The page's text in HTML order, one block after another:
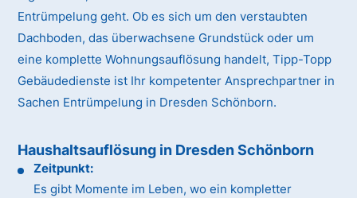
Entrümpelung geht. Ob es sich um den verstaubten
Dachboden, das überwachsene Grundstück oder um
eine komplette Wohnungsauflösung handelt, Tipp-Topp
Gebäudedienste ist Ihr kompetenter Ansprechpartner in
Sachen Entrümpelung in Dresden Schönborn.
Haushaltsauflösung in Dresden Schönborn
Zeitpunkt:
Es gibt Momente im Leben, wo ein kompletter